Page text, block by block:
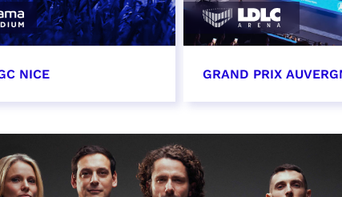
NICE
heure à confirmer
GRAND PRIX